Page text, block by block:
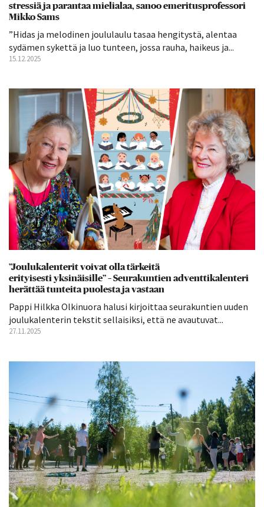
stressiä ja parantaa mielialaa, sanoo emeritusprofessori
Mikko Sams
”Hidas ja melodinen joululaulu tasaa hengitystä, alentaa
sydämen sykettä ja luo tunteen, jossa rauha, haikeus ja...
15.12.2025
”Joulukalenterit voivat olla tärkeitä
erityisesti yksinäisille” – Seurakuntien adventtikalenteri
herättää tunteita puolesta ja vastaan
Pappi Hilkka Olkinuora halusi kirjoittaa seurakuntien uuden
joulukalenterin tekstit sellaisiksi, että ne avautuvat...
27.11.2025